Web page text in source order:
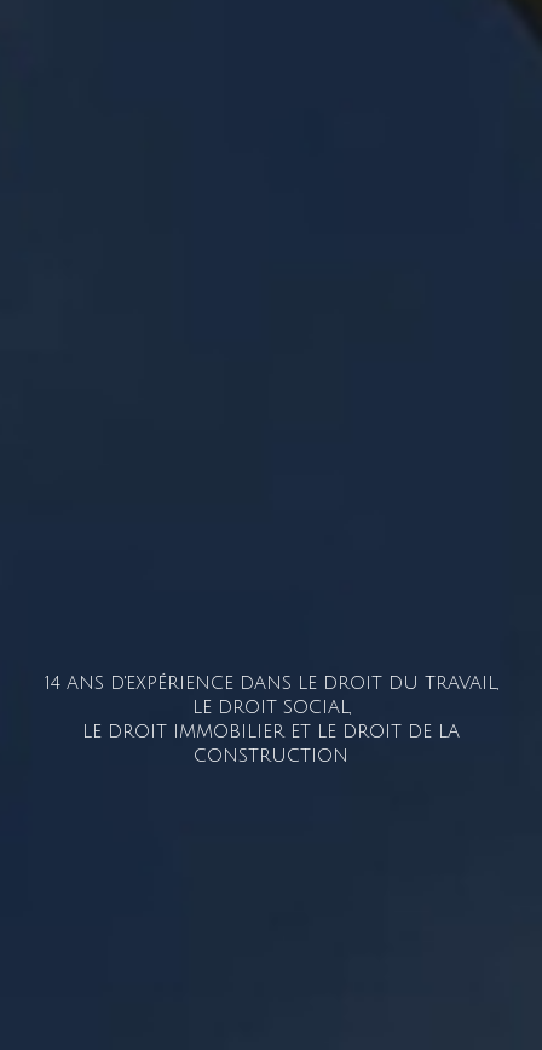
14 ANS D'EXPÉRIENCE DANS LE DROIT DU TRAVAIL,
LE DROIT SOCIAL,
LE DROIT IMMOBILIER ET LE DROIT DE LA
CONSTRUCTION